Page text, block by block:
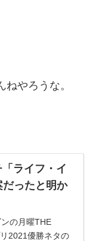
やろうな。
ライフ・イ
ったと明か
の月曜THE
2021優勝ネタの